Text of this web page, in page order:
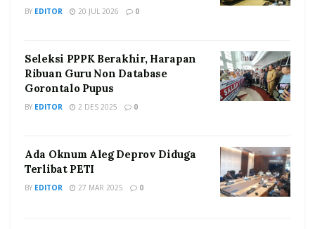
BY EDITOR 20 JUL 2026 0
Seleksi PPPK Berakhir, Harapan
Ribuan Guru Non Database
Gorontalo Pupus
BY EDITOR 2 DES 2025 0
Ada Oknum Aleg Deprov Diduga
Terlibat PETI
BY EDITOR 27 MAR 2025 0